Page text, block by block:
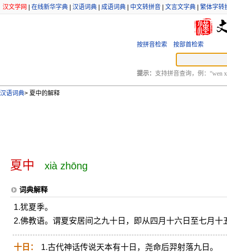
汉文学网 在线新华字典 汉语词典 成语词典 中文转拼音 文言文字典 繁体字转
按拼音检索 按部首检索
提示： 支持拼音查询，例：“wen
汉语词典> 夏中的解释
夏中 xià zhōng
词典解释
1.犹夏季。
2.佛教语。谓夏安居间之九十日，即从四月十六日至七月十
十日：
1.古代神话传说天本有十日，尧命后羿射落九日。